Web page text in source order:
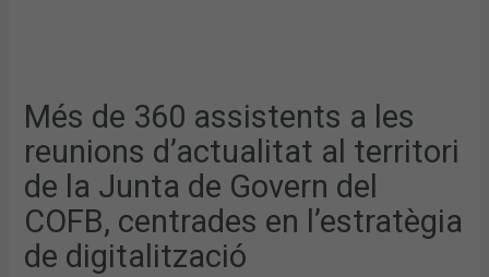
Més de 360 assistents a les
reunions d’actualitat al territori
de la Junta de Govern del
COFB, centrades en l’estratègia
de digitalització